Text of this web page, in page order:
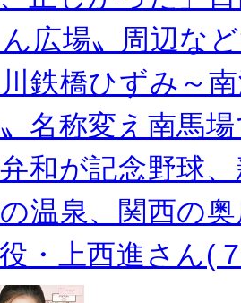
ん広場〟周辺な
鉄橋ひずみ～
〟名称変え南馬
和が記念野球
温泉、関西の
・上西進さん(